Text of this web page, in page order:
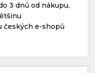
3 dnů od nákupu,
českých e-shopů